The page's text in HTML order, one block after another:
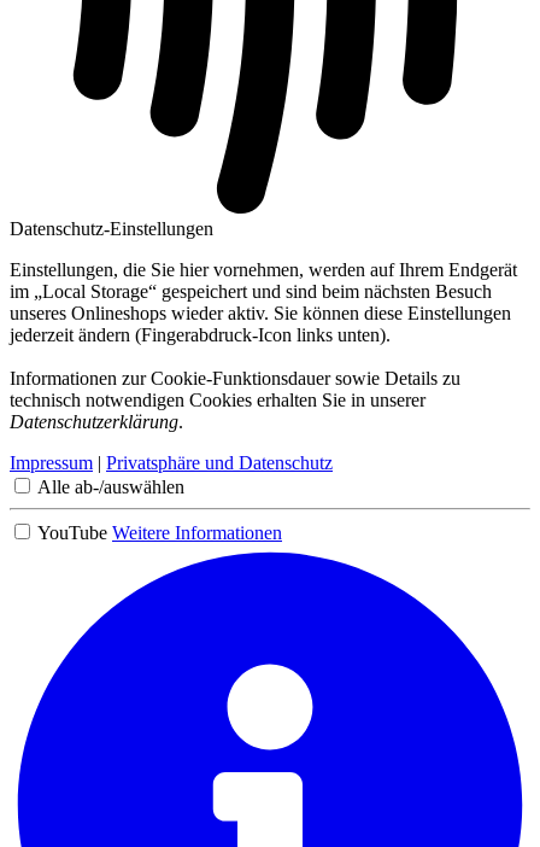
Datenschutz-Einstellungen
Einstellungen, die Sie hier vornehmen, werden auf Ihrem Endgerät
im „Local Storage“ gespeichert und sind beim nächsten Besuch
unseres Onlineshops wieder aktiv. Sie können diese Einstellungen
jederzeit ändern (Fingerabdruck-Icon links unten).
Informationen zur Cookie-Funktionsdauer sowie Details zu
technisch notwendigen Cookies erhalten Sie in unserer
Datenschutzerklärung.
Impressum | Privatsphäre und Datenschutz
Alle ab-/auswählen
YouTube Weitere Informationen